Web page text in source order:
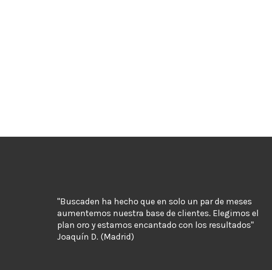
"Buscaden ha hecho que en solo un par de meses
aumentemos nuestra base de clientes. Elegimos el
plan oro y estamos encantado con los resultados"
Joaquín D. (Madrid)